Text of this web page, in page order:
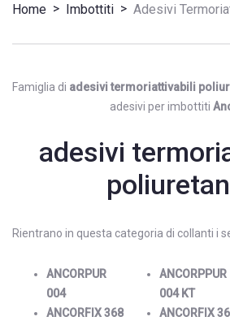
Home > Imbottiti > Adesivi
Famiglia di adesivi termoriattivabili
adesivi per imbottiti
adesivi
Rientrano in questa categoria di collanti i
ANCORPUR
004
ANCORFIX 368
ANCORPPUR
004 KT
ANCORFIX